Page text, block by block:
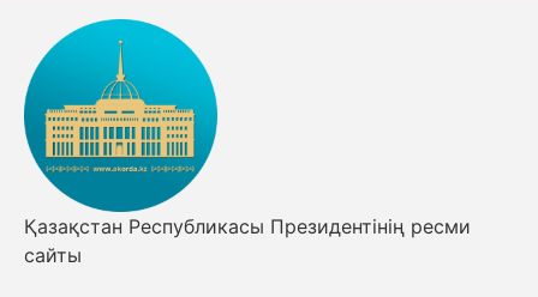
Қазақстан Республикасы Президентінің ресми
сайты